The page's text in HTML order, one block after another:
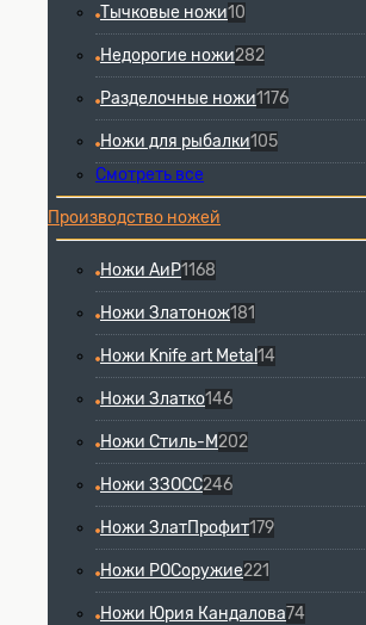
Тычковые ножи10
Недорогие ножи282
Разделочные ножи1176
Ножи для рыбалки105
Смотреть все
Производство ножей
Ножи АиР1168
Ножи Златонож181
Ножи Knife art Metal 14
Ножи Златко146
Ножи Стиль-М202
Ножи ЗЗОСС246
Ножи ЗлатПрофит179
Ножи РОСоружие221
Ножи Юрия Кандалова74